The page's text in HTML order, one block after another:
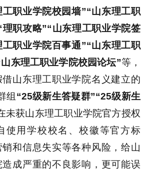
职业学院校园墙”“山东理工职
职攻略”“山东理工职业学院签
职业学院百事通”“山东理工职
山东理工职业学院校园论坛”等，
山东理工职业学院名义建立的
组 “25级新生答疑群”“25级新生
未获山东理工职业学院官方授权
使用学校校名、校徽等官方标
和信息失实等各种风险，给山
成严重的不良影响，更可能误